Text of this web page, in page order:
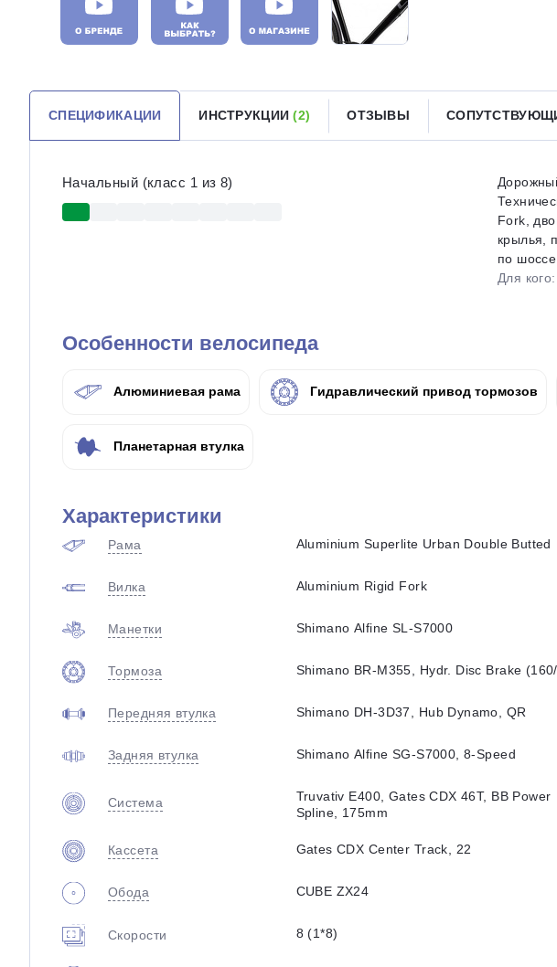
СПЕЦИФИКАЦИИ ИНСТРУКЦИИ(2) ОТЗЫВЫ
Начальный (класс 1 из 8)
Fork,
крылья,
по
Для кого:
Особенности велосипеда
Алюминиевая рама Гидравлический привод тормозов
Планетарная втулка
Характеристики
Рама Aluminium Superlite Urban Double Butted
Вилка Aluminium Rigid Fork
Манетки Shimano Alfine SL-S7000
Тормоза Shimano BR-M355, Hydr. Disc Brake
Передняя втулка Shimano DH-3D37, Hub Dynamo, QR
Задняя втулка Shimano Alfine SG-S7000, 8-Speed
Система
Truvativ E400, Gates CDX 46T, BB Power
Spline, 175mm
Кассета Gates CDX Center Track, 22
Обода CUBE ZX24
Скорости 8 (1*8)
Оставшиеся
Подробнееоб
недели